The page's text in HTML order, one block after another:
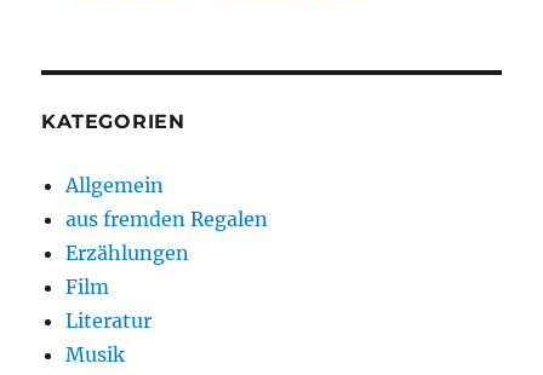
KATEGORIEN
Allgemein
aus fremden Regalen
Erzählungen
Film
Literatur
Musik